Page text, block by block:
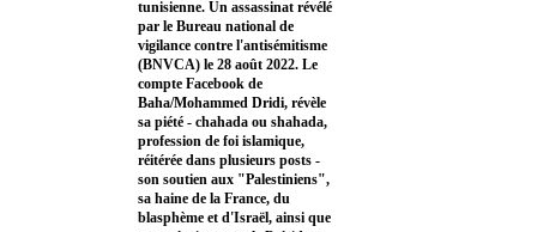
tunisienne. Un assassinat révélé
par le Bureau national de
vigilance contre l'antisémitisme
(BNVCA) le 28 août 2022. Le
compte Facebook de
Baha/Mohammed Dridi, révèle
sa piété - chahada ou shahada,
profession de foi islamique,
réitérée dans plusieurs posts -
son soutien aux "Palestiniens",
sa haine de la France, du
blasphème et d'Israël, ainsi que